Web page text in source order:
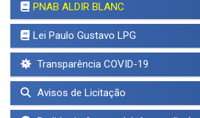
PNAB ALDIR BLANC
Lei Paulo Gustavo LPG
Transparência COVID-19
Avisos de Licitação